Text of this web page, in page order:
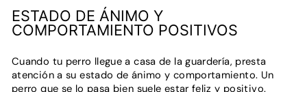
ESTADO DE ÁNIMO Y
COMPORTAMIENTO POSITIVOS
Cuando tu perro llegue a casa de la guardería, presta
atención a su estado de ánimo y comportamiento. Un
perro que se lo pasa bien suele estar feliz y positivo.